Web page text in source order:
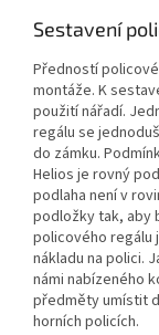
Sestavení
Předností
montáže. K
použití nářadí.
regálu se
do zámku.
Helios je rovný
podlaha není v
podložky tak, aby
policového regálu
nákladu na polici.
námi nabízeného
předměty umístit
horních policích.